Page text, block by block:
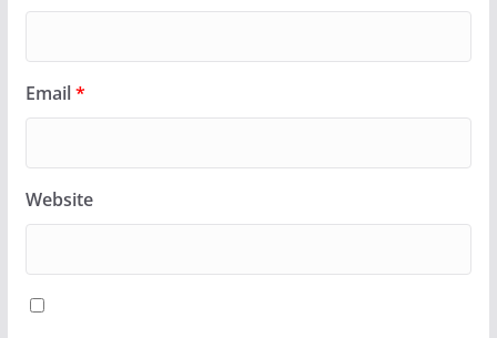
Email*
Website